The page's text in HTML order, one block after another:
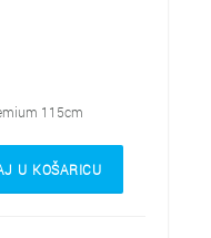
115cm
U KOŠARICU